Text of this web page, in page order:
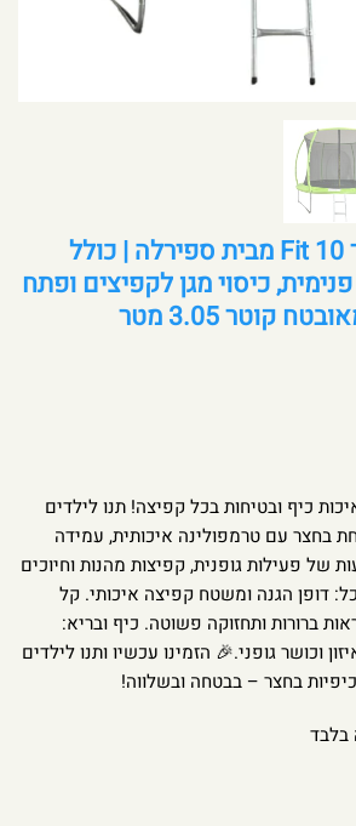
טרמפולינה פייבר 10 Fit מבית ספירלה | כולל
כיסוי מגן לקפיצים ופתח
קוטר 3.05 מטר
כיף ובטיחות בכל קפיצה! תנו לילדים
בחצר עם טרמפולינה איכותית, עמידה
של פעילות גופנית, קפיצות מהנות וחיוכים
דופן הגנה ומשטח קפיצה איכותי. קל
ברורות ותחזוקה פשוטה. כיף ובריא:
וכושר גופני.🎉 הזמינו עכשיו ותנו לילדים
בחצר – בבטחה ובשלווה!
בלבד